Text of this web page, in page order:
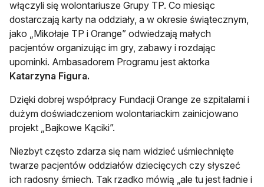
włączyli się wolontariusze Grupy TP. Co miesiąc
dostarczają karty na oddziały, a w okresie świątecznym,
jako „Mikołaje TP i Orange” odwiedzają małych
pacjentów organizując im gry, zabawy i rozdając
upominki. Ambasadorem Programu jest aktorka
Katarzyna Figura.
Dzięki dobrej współpracy Fundacji Orange ze szpitalami i
dużym doświadczeniom wolontariackim zainicjowano
projekt „Bajkowe Kąciki”.
Niezbyt często zdarza się nam widzieć uśmiechnięte
twarze pacjentów oddziałów dziecięcych czy słyszeć
ich radosny śmiech. Tak rzadko mówią „ale tu jest ładnie i